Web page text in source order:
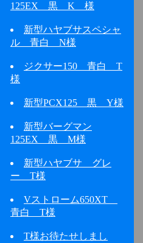
125EX 黒 K 様
新型ハヤブサスペシャ
ル 青白 N様
ジクサー150 青白 T
様
新型PCX125 黒 Y様
新型バーグマン
125EX 黒 M様
新型ハヤブサ グレ
ー T様
Vストローム650XT
青白 T様
T様お待たせしまし